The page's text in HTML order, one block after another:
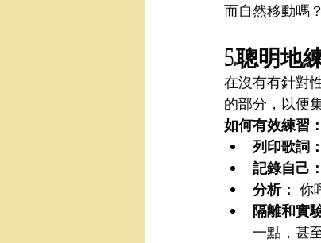
而自然移動嗎
5.聰明地
在沒有有針對
的部分，以便
如何有效練習：
列印歌詞：
記錄自己：
分析： 你
隔離和實
一點，甚